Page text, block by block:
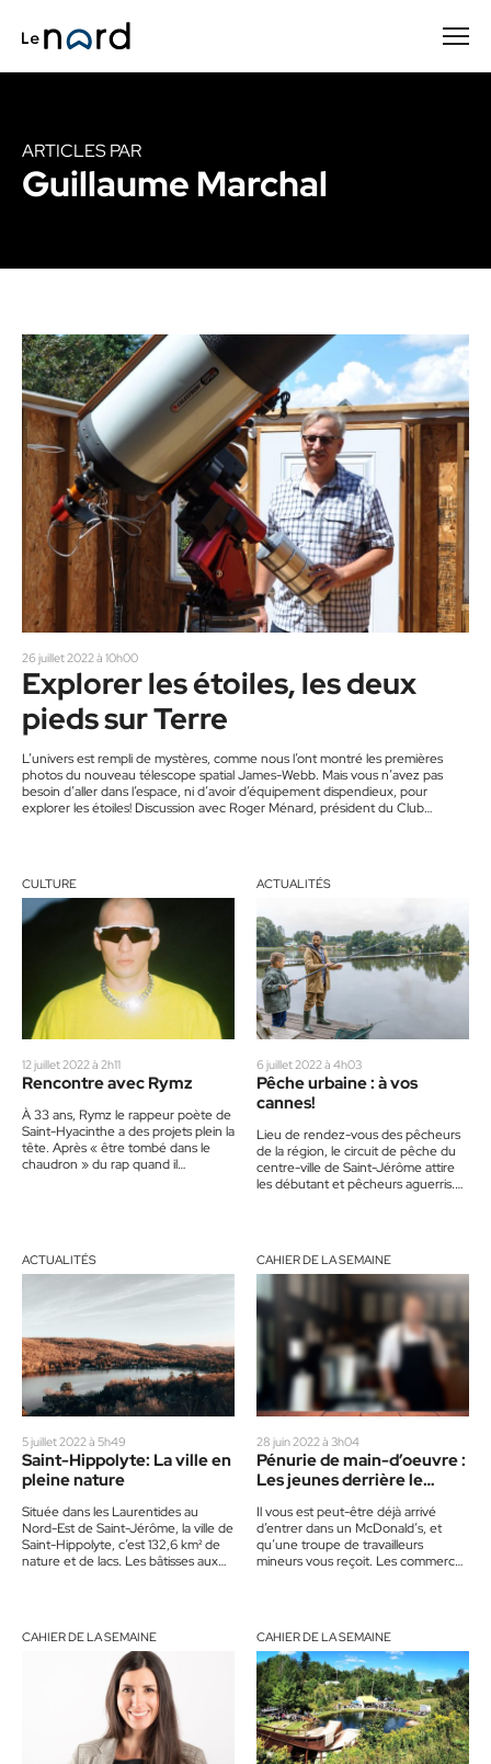
ARTICLES PAR
Guillaume Marchal
26 juillet 2022 à 10h00
Explorer les étoiles, les deux
pieds sur Terre
L’univers est rempli de mystères, comme nous l’ont montré les premières
photos du nouveau télescope spatial James-Webb. Mais vous n’avez pas
besoin d’aller dans l’espace, ni d’avoir d’équipement dispendieux, pour
explorer les étoiles! Discussion avec Roger Ménard, président du Club
CULTURE
12 juillet 2022 à 2h11
Rencontre avec Rymz
À 33 ans, Rymz le rappeur poète de
Saint-Hyacinthe a des projets plein la
tête. Après « être tombé dans le
chaudron » du rap quand il…
ACTUALITÉS
6 juillet 2022 à 4h03
Pêche urbaine : à vos
cannes!
Lieu de rendez-vous des pêcheurs
de la région, le circuit de pêche du
centre-ville de Saint-Jérôme attire
les débutant et pêcheurs aguerris.
ACTUALITÉS
5 juillet 2022 à 5h49
Saint-Hippolyte: La ville en
pleine nature
Située dans les Laurentides au
Nord-Est de Saint-Jérôme, la ville de
Saint-Hippolyte, c’est 132,6 km² de
nature et de lacs. Les bâtisses aux
CAHIER DE LA SEMAINE
28 juin 2022 à 3h04
Pénurie de main-d’oeuvre :
Les jeunes derrière le
Il vous est peut-être déjà arrivé
d’entrer dans un McDonald’s, et
qu’une troupe de travailleurs
mineurs vous reçoit. Les commerces
CAHIER DE LA SEMAINE CAHIER DE LA SEMAINE